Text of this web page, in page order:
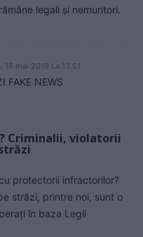
legali şi nemuritori.
18 mai 2019 La 13.51
FAKE NEWS
Criminalii, violatorii
protectorii infractorilor?
străzi, printre noi, sunt o
în baza Legii